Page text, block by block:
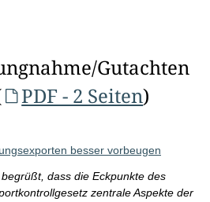
Gutachten
PDF - 2 Seiten)
besser vorbeugen
dass die Eckpunkte des
zentrale Aspekte der